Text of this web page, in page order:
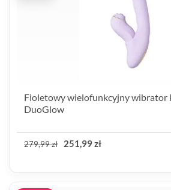
Fioletowy wielofunkcyjny wibrator
DuoGlow
279,99 zł 251,99 zł